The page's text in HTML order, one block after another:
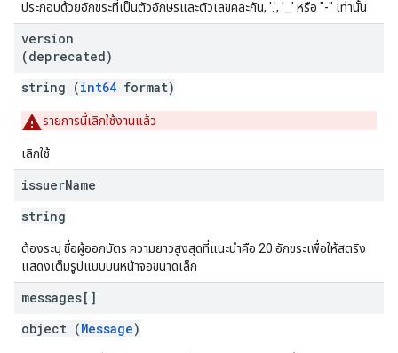
ประกอบด้วยอักขระที่เป็นตัวอักษรและตัวเลขคละกัน, '.', '_' หรือ "-" เท่านั้น
version
(deprecated)
string (int64 format)
รายการนี้เลิกใช้งานแล้ว
เลิกใช้
issuerName
string
ต้องระบุ ชื่อผู้ออกบัตร ความยาวสูงสุดที่แนะนำคือ 20 อักขระเพื่อให้สตริง
แสดงเต็มรูปแบบบนหน้าจอขนาดเล็ก
messages[]
object (Message)